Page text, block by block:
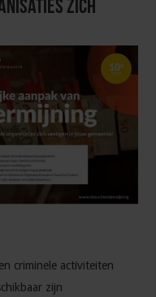
zich
criminele activiteiten
zijn